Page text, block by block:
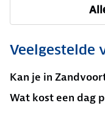
Veelgestelde
Kan je in
Wat kost een dag